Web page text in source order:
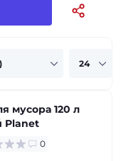
мусора 120 л
Planet
0